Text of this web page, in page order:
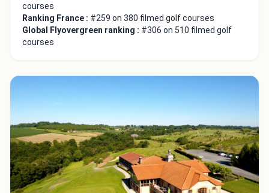
courses
Ranking France : #259 on 380 filmed golf courses
Global Flyovergreen ranking : #306 on 510 filmed golf
courses